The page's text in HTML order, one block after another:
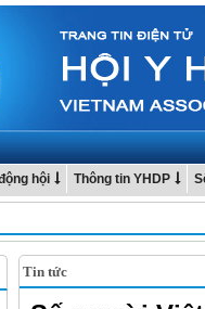
hội Thông tin YHDP
Tin tức